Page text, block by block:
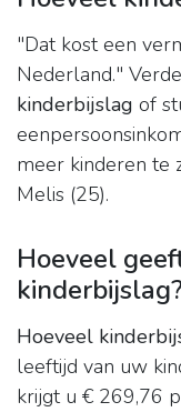
"Dat kost een
Nederland."
kinderbijslag of
meer kinderen te
Melis (25).
Hoeveel
Hoeveel
leeftijd van uw
krijgt u € 269,76